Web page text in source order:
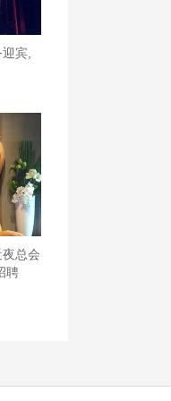
宾,
总会
聘